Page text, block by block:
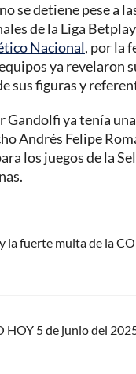
se detiene pese a
de la Liga
Nacional, por la
ya revelaron
sus figuras y
Gandolfi ya tenía
Andrés Felipe
los juegos de la
la fuerte multa de la
HOY 5 de junio del